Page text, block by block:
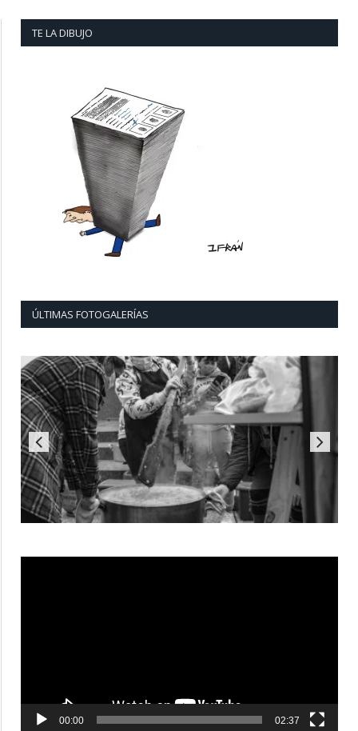
TE LA DIBUJO
ÚLTIMAS FOTOGALERÍAS
00:00 02:37